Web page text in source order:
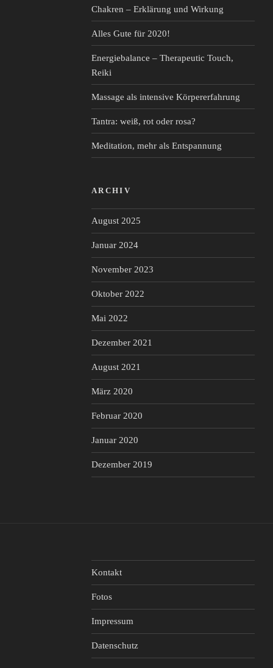
Chakren – Erklärung und Wirkung
Alles Gute für 2020!
Energiebalance – Therapeutic Touch,
Reiki
Massage als intensive Körpererfahrung
Tantra: weiß, rot oder rosa?
Meditation, mehr als Entspannung
ARCHIV
August 2025
Januar 2024
November 2023
Oktober 2022
Mai 2022
Dezember 2021
August 2021
März 2020
Februar 2020
Januar 2020
Dezember 2019
Kontakt
Fotos
Impressum
Datenschutz